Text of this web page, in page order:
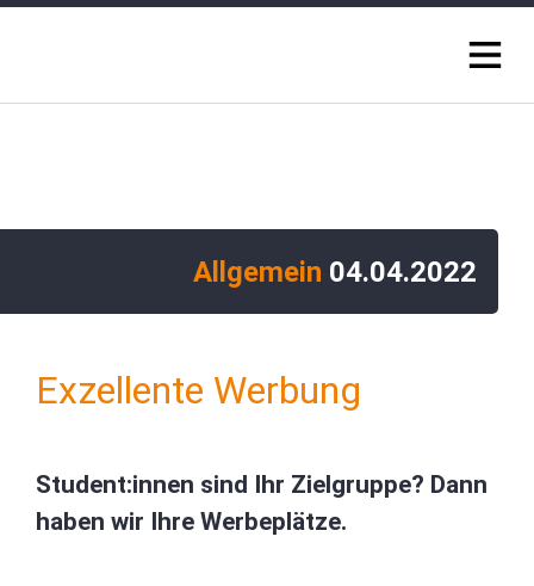
Allgemein 04.04.2022
Exzellente Werbung
Student:innen sind Ihr Zielgruppe? Dann
haben wir Ihre Werbeplätze.